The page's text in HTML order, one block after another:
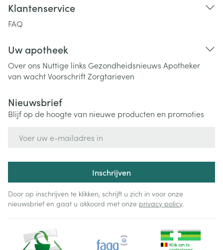
Klantenservice
FAQ
Uw apotheek
Over ons Nuttige links Gezondheidsnieuws Apotheker
van wachtVoorschriftZorgtarieven
Nieuwsbrief
Blijf op de hoogte van nieuwe producten en promoties
Inschrijven
Door op inschrijven te klikken, schrijft u zich in voor onze
nieuwsbrief en gaat u akkoord met onze privacy policy.